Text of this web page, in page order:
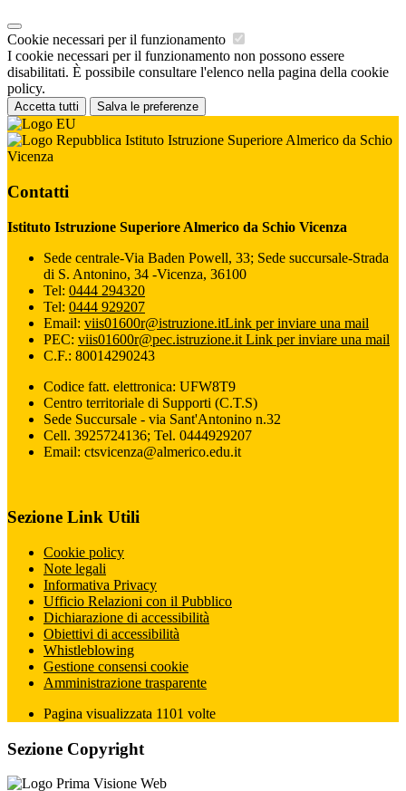
Cookie necessari per il funzionamento
I cookie necessari per il funzionamento non possono essere
disabilitati. È possibile consultare l'elenco nella pagina della cookie
policy.
Accetta tutti Salva le preferenze
Istituto Istruzione Superiore Almerico da Schio
Vicenza
Contatti
Istituto Istruzione Superiore Almerico da Schio Vicenza
Sede centrale-Via Baden Powell, 33; Sede succursale-Strada
di S. Antonino, 34 -Vicenza, 36100
Tel: 0444 294320
Tel: 0444 929207
Email: viis01600r@istruzione.itLink per inviare una mail
PEC: viis01600r@pec.istruzione.it Link per inviare una mail
C.F.: 80014290243
Codice fatt. elettronica: UFW8T9
Centro territoriale di Supporti (C.T.S)
Sede Succursale - via Sant'Antonino n.32
Cell. 3925724136; Tel. 0444929207
Email: ctsvicenza@almerico.edu.it
Sezione Link Utili
Cookie policy
Note legali
Informativa Privacy
Ufficio Relazioni con il Pubblico
Dichiarazione di accessibilità
Obiettivi di accessibilità
Whistleblowing
Gestione consensi cookie
Amministrazione trasparente
Pagina visualizzata 1101 volte
Sezione Copyright